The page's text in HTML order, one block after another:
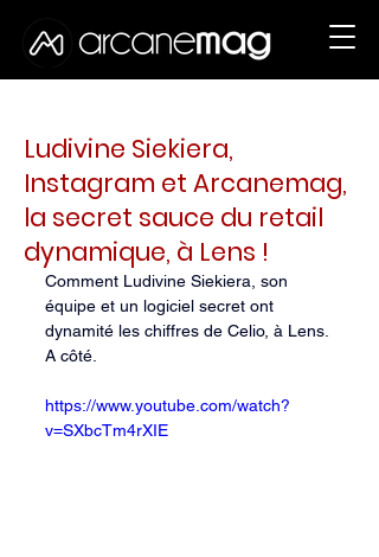
Ludivine Siekiera,
Instagram et Arcanemag,
la secret sauce du retail
dynamique, à Lens !
Comment Ludivine Siekiera, son
équipe et un logiciel secret ont
dynamité les chiffres de Celio, à Lens.
A côté.
https://www.youtube.com/watch?
v=SXbcTm4rXIE